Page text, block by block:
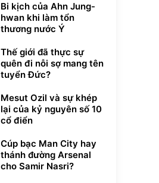
Bi kịch của Ahn Jung-
hwan khi làm tổn
thương nước Ý
Thế giới đã thực sự
quên đi nỗi sợ mang tên
tuyển Đức?
Mesut Ozil và sự khép
lại của kỷ nguyên số 10
cổ điển
Cúp bạc Man City hay
thánh đường Arsenal
cho Samir Nasri?